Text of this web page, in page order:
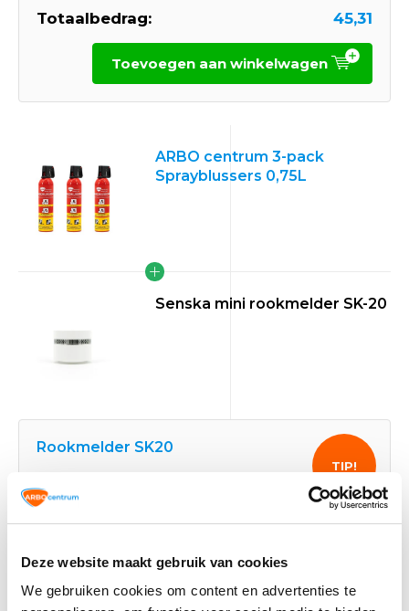
Deze website maakt gebruik van cookies
We gebruiken cookies om content en advertenties te
Totaalbedrag: 45,31
Toevoegen aan winkelwagen
ARBO centrum 3-pack
Sprayblussers 0,75L
Senska mini rookmelder SK-20
Rookmelder SK20
56,25
TIP!